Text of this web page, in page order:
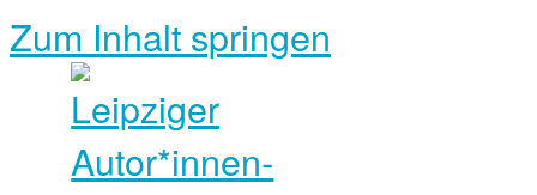
Zum Inhalt springen